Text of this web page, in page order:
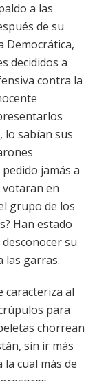
a las
de su
Democrática,
decididos a
contra la
lo sabían sus
jamás a
votaran en
grupo de los
Han estado
su
las garras.
caracteriza al
para
chorrean
sin ir más
la cual más de